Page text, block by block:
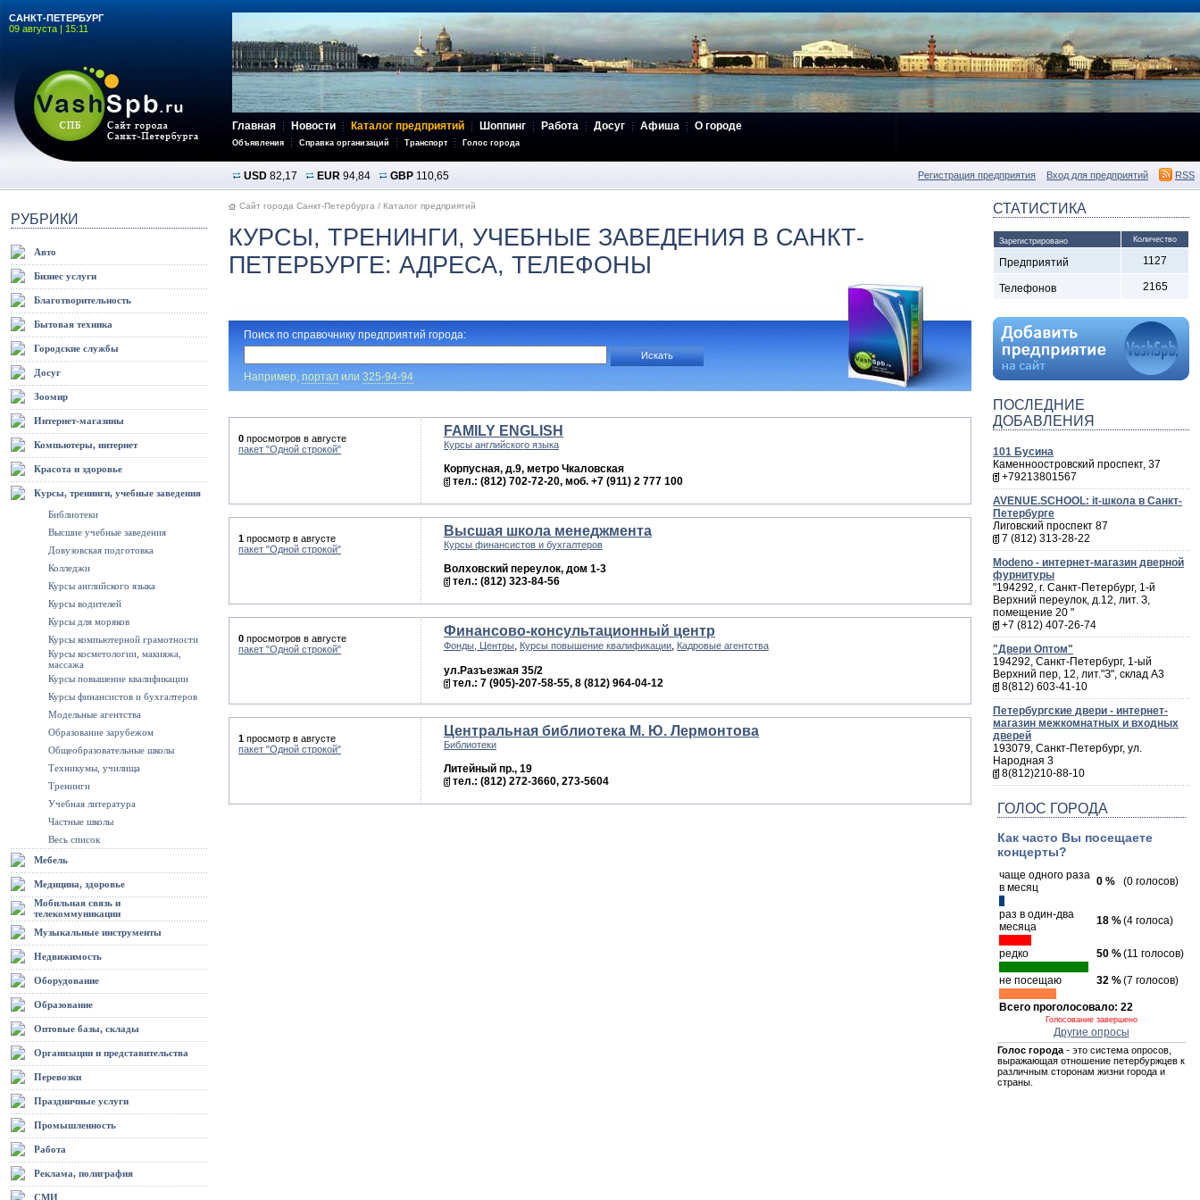
САНКТ-ПЕТЕРБУРГ
09 августа | 15:11
Главная Новости Каталог предприятий Шоппинг Работа Досуг Афиша О городе
Объявления Справка организаций Транспорт Голос города
USD 82,17 EUR 94,84 GBP 110,65 Регистрация предприятия Вход для предприятий RSS
РУБРИКИ
Авто
Бизнес услуги
Благотворительность
Бытовая техника
Городские службы
Досуг
Зоомир
Интернет-магазины
Компьютеры, интернет
Красота и здоровье
Курсы, тренинги, учебные заведения
Библиотеки
Высшие учебные заведения
Довузовская подготовка
Колледжи
Курсы английского языка
Курсы водителей
Курсы для моряков
Курсы компьютерной грамотности
Курсы косметологии, макияжа,
массажа
Курсы повышение квалификации
Курсы финансистов и бухгалтеров
Модельные агентства
Образование зарубежом
Общеобразовательные школы
Техникумы, училища
Тренинги
Учебная литература
Частные школы
Весь список
Мебель
Медицина, здоровье
Мобильная связь и
телекоммуникации
Музыкальные инструменты
Недвижимость
Оборудование
Образование
Оптовые базы, склады
Организации и представительства
Перевозки
Праздничные услуги
Промышленность
Работа
Реклама, полиграфия
СМИ
Сайт города Санкт-Петербурга / Каталог предприятий
КУРСЫ, ТРЕНИНГИ, УЧЕБНЫЕ ЗАВЕДЕНИЯ В САНКТ-
ПЕТЕРБУРГЕ: АДРЕСА, ТЕЛЕФОНЫ
Поиск по справочнику предприятий города:
Например, портал или 325-94-94
0 просмотров в августе
пакет "Одной строкой"
FAMILY ENGLISH
Курсы английского языка
Корпусная, д.9, метро Чкаловская
тел.: (812) 702-72-20, моб. +7 (911) 2 777 100
1 просмотр в августе
пакет "Одной строкой"
Высшая школа менеджмента
Курсы финансистов и бухгалтеров
Волховский переулок, дом 1-3
тел.: (812) 323-84-56
0 просмотров в августе
пакет "Одной строкой"
Финансово-консультационный центр
Фонды, Центры, Курсы повышение квалификации, Кадровые агентства
ул.Разъезжая 35/2
тел.: 7 (905)-207-58-55, 8 (812) 964-04-12
1 просмотр в августе
пакет "Одной строкой"
Центральная библиотека М. Ю. Лермонтова
Библиотеки
Литейный пр., 19
тел.: (812) 272-3660, 273-5604
СТАТИСТИКА
Зарегистрировано Количество
Предприятий 1127
Телефонов 2165
ПОСЛЕДНИЕ
ДОБАВЛЕНИЯ
101 Бусина
Каменноостровский проспект, 37
+79213801567
AVENUE.SCHOOL: it-школа в Санкт-
Петербурге
Лиговский проспект 87
7 (812) 313-28-22
Мodeno - интернет-магазин дверной
фурнитуры
"194292, г. Санкт-Петербург, 1-й
Верхний переулок, д.12, лит. З,
помещение 20 "
+7 (812) 407-26-74
"Двери Оптом"
194292, Санкт-Петербург, 1-ый
Верхний пер, 12, лит."З", склад А3
8(812) 603-41-10
Петербургские двери - интернет-
магазин межкомнатных и входных
дверей
193079, Санкт-Петербург, ул.
Народная 3
8(812)210-88-10
ГОЛОС ГОРОДА
Как часто Вы посещаете
концерты?
чаще одного раза
в месяц
0 % (0 голосов)
раз в один-два
месяца
18 %(4 голоса)
редко 50 %(11 голосов)
не посещаю 32 %(7 голосов)
Всего проголосовало: 22
Голосование завершено
Другие опросы
Голос города- это система опросов,
выражающая отношение петербуржцев к
различным сторонам жизни города и
страны.